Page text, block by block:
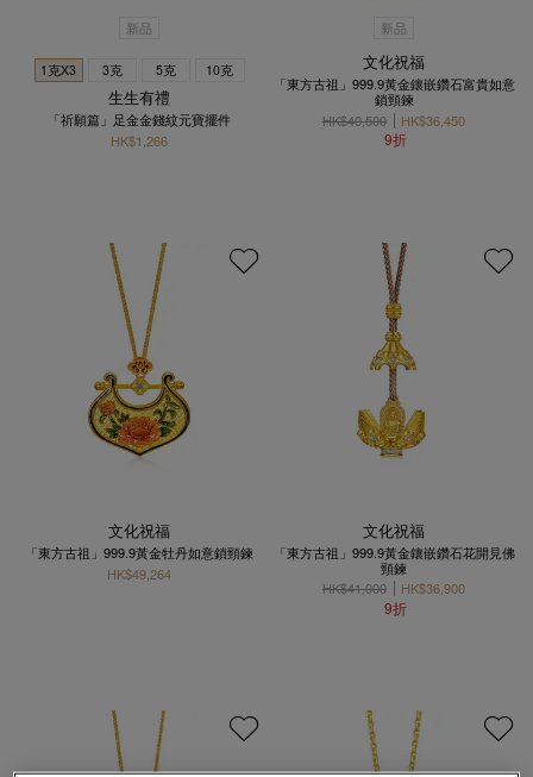
新品
1克X3 3克 5克 10克
生生有禮
「祈願篇」足金金錢紋元寶擺件
HK$1,266
新品
文化祝福
「東方古祖」999.9黃金鑲嵌鑽石富貴如意
鎖頸鍊
HK$40,500
HK$36,450
9折
文化祝福
「東方古祖」999.9黃金牡丹如意鎖頸鍊
HK$49,264
文化祝福
「東方古祖」999.9黃金鑲嵌鑽石花開見佛
頸鍊
HK$41,000
HK$36,900
9折